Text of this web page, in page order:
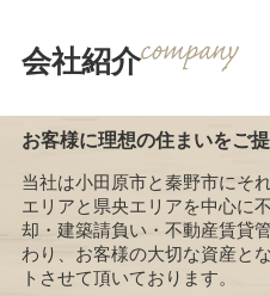
会社紹介
お客様に理想の住まいをご提
当社は小田原市と秦野市にそ
エリアと県央エリアを中心に
却・建築請負い・不動産賃貸
わり、お客様の大切な資産と
トさせて頂いております。